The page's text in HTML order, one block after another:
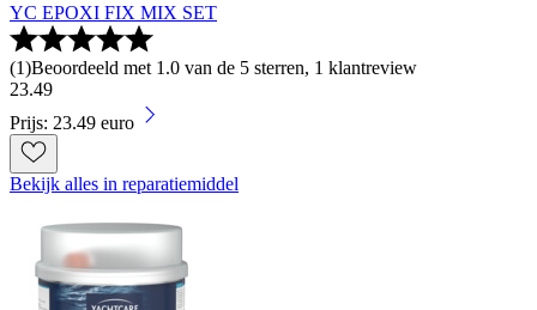
YC EPOXI FIX MIX SET
(1)Beoordeeld met 1.0 van de 5 sterren, 1 klantreview
23.49
Prijs: 23.49 euro
Bekijk alles in reparatiemiddel